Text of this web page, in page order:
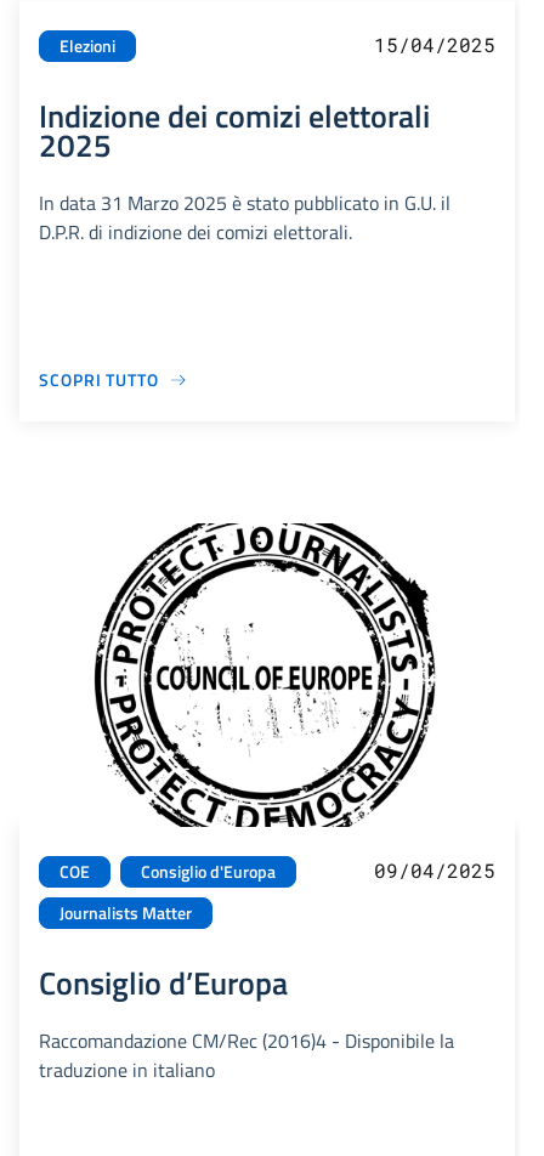
Elezioni 15/04/2025
Indizione dei comizi elettorali
2025
In data 31 Marzo 2025 è stato pubblicato in G.U. il
D.P.R. di indizione dei comizi elettorali.
SCOPRI TUTTO
COE
Consiglio d'Europa
Journalists Matter
09/04/2025
Consiglio d’Europa
Raccomandazione CM/Rec (2016)4 - Disponibile la
traduzione in italiano